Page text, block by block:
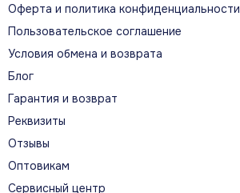
Оферта и политика конфиденциальности
Пользовательское соглашение
Условия обмена и возврата
Блог
Гарантия и возврат
Реквизиты
Отзывы
Оптовикам
Сервисный центр